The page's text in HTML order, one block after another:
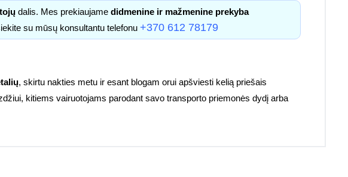
dalis. Mes prekiaujame didmenine ir mažmenine prekyba
su mūsų konsultantu telefonu +370 612 78179
, skirtu nakties metu ir esant blogam orui apšviesti kelią priešais
kitiems vairuotojams parodant savo transporto priemonės dydį arba